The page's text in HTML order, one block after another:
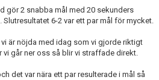
gör 2 snabba mål med 20 sekunders
6-2 var ett par mål för mycket.
är nöjda med idag som vi gjorde riktigt
vi går ner oss så blir vi straffade direkt.
det var nära ett par resulterade i mål så